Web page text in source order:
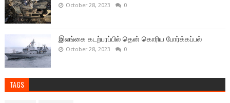
October 28, 2023 0
இலங்கை கடற்பரப்பில் தென் கொரிய போர்க்கப்பல்
October 28, 2023 0
TAGS